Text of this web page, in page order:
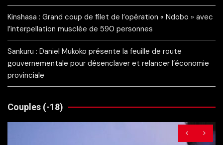
Kinshasa : Grand coup de filet de l’opération « Ndobo » avec
l’interpellation musclée de 590 personnes
Sankuru : Daniel Mukoko présente la feuille de route
gouvernementale pour désenclaver et relancer l’économie
provinciale
Couples (-18)